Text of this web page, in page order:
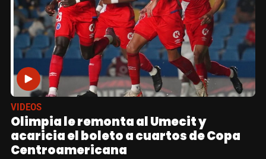
VIDEOS
Olimpia le remonta al Umecit y
acaricia el boleto a cuartos de Copa
Centroamericana